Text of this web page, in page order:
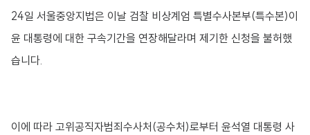
24일 서울중앙지법은 이날 검찰 비상계엄 특별수사본부(특수본)이
윤 대통령에 대한 구속기간을 연장해달라며 제기한 신청을 불허했
습니다.
이에 따라 고위공직자범죄수사처(공수처)로부터 윤석열 대통령 사